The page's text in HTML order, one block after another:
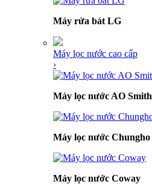
Máy rửa bát LG
Máy lọc nước cao cấp
›
Máy lọc nước AO Smith
Máy lọc nước Chungho
Máy lọc nước Coway